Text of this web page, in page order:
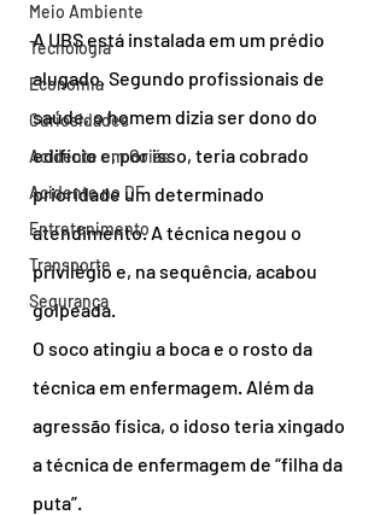
Meio Ambiente
Tecnologia
Economia
Curiosidades
Acidente em Goiás
Acidente no DF
Entretenimento
Transporte
Segurança
A UBS está instalada em um prédio
alugado. Segundo profissionais de
saúde, o homem dizia ser dono do
edifício e, por isso, teria cobrado
prioridade um determinado
atendimento. A técnica negou o
privilégio e, na sequência, acabou
golpeada.
O soco atingiu a boca e o rosto da
técnica em enfermagem. Além da
agressão física, o idoso teria xingado
a técnica de enfermagem de “filha da
puta”.